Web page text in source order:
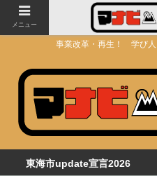
事業改革・再生！ 学び人
東海市update宣言2026
メニュー